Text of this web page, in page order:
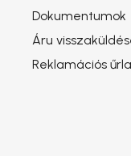
Dokumentumok
Áru
Reklamációs